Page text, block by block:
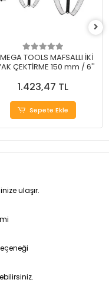
TOOLS MAFSALLI İKİ
ÇEKTİRME 150 mm / 6''
1.423,47 TL
Sepete Ekle
ulaşır.